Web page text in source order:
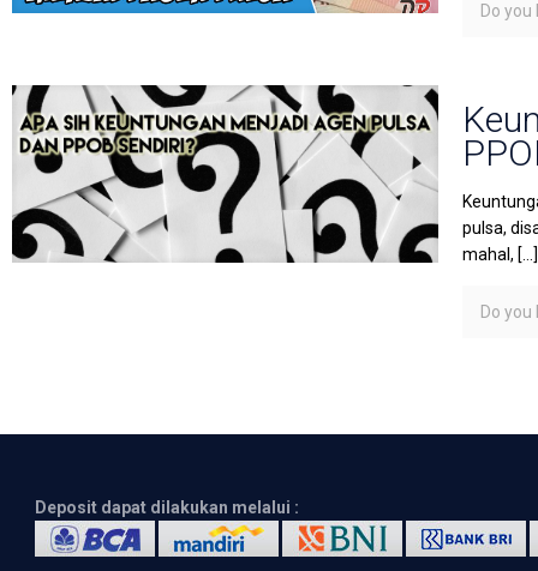
Do you
pulsa,
mahal, […]
Do you
Deposit dapat dilakukan melalui :